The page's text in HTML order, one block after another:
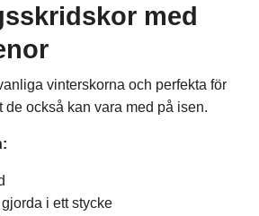
med
vinterskorna och perfekta för
de också kan vara med på isen.
i ett stycke